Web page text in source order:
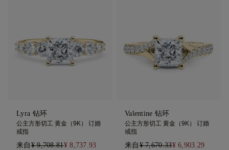
Lyra 钻环
公主方形切工 黄金（9K） 订婚
戒指
来自¥ 9,708.81¥ 8,737.93
Valentine 钻环
公主方形切工 黄金（9K） 订婚
戒指
来自¥ 7,670.33¥ 6,903.29